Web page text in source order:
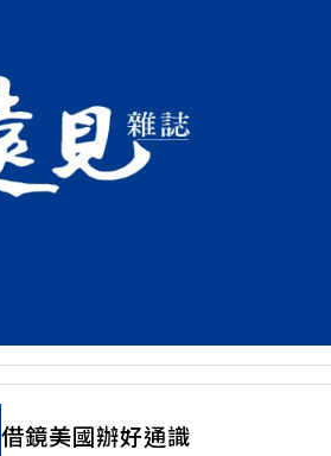
借鏡美國辦好通識